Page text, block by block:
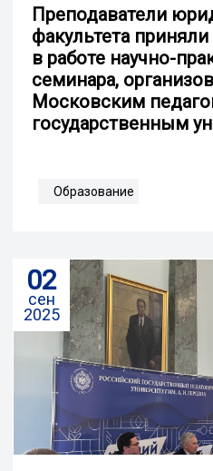
Преподаватели
факультета
в работе научно-
семинара,
Московским
государственным
Образование
02
сен
2025